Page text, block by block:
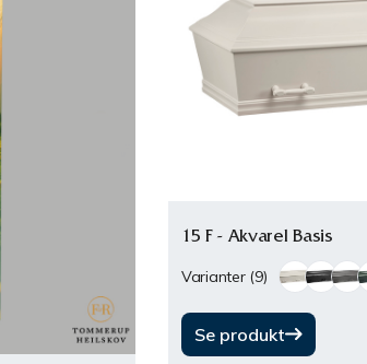
15 F - Akvarel Basis
Varianter (9)
Se produkt